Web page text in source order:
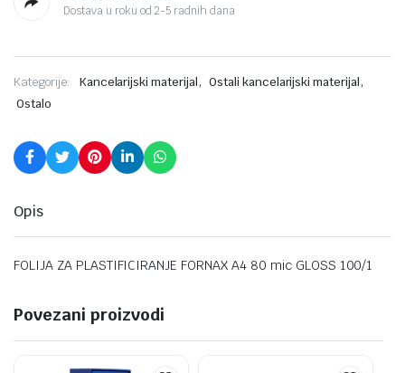
Dostava u roku od 2-5 radnih dana
Kategorije: Kancelarijski materijal, Ostali kancelarijski materijal,
Ostalo
Opis
FOLIJA ZA PLASTIFICIRANJE FORNAX A4 80 mic GLOSS 100/1
Povezani proizvodi